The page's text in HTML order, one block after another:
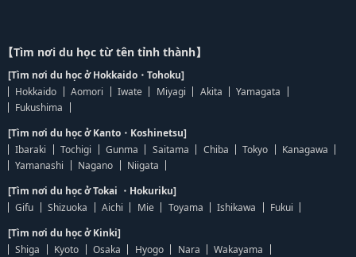
【Tìm nơi du học từ tên tỉnh thành】
[Tìm nơi du học ở Hokkaido・Tohoku]
Hokkaido
Aomori Iwate Miyagi Akita
Yamagata
Fukushima
[Tìm nơi du học ở Kanto・Koshinetsu]
Ibaraki
Tochigi Gunma Saitama Chiba Tokyo
Kanagawa
Yamanashi
Nagano
Niigata
[Tìm nơi du học ở Tokai ・Hokuriku]
Gifu
Shizuoka Aichi Mie Toyama Ishikawa
Fukui
[Tìm nơi du học ở Kinki]
Shiga
Kyoto Osaka Hyogo Nara
Wakayama